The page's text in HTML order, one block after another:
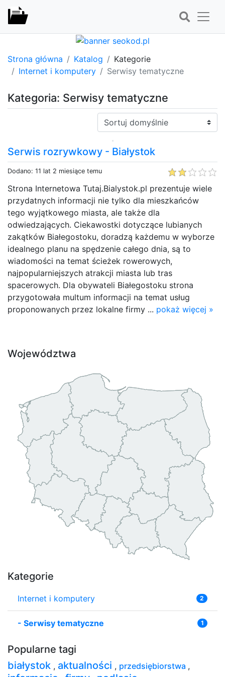
Strona główna Katalog
Kategorie
Internet i komputery
Serwisy tematyczne
Kategoria: Serwisy tematyczne
Sortuj:
Serwis rozrywkowy - Białystok
Dodano: 11 lat 2 miesiące temu
Strona Internetowa Tutaj.Bialystok.pl prezentuje wiele
przydatnych informacji nie tylko dla mieszkańców
tego wyjątkowego miasta, ale także dla
odwiedzających. Ciekawostki dotyczące lubianych
zakątków Białegostoku, doradzą każdemu w wyborze
idealnego planu na spędzenie całego dnia, są to
wiadomości na temat ścieżek rowerowych,
najpopularniejszych atrakcji miasta lub tras
spacerowych. Dla obywateli Białegostoku strona
przygotowała multum informacji na temat usług
proponowanych przez lokalne firmy ... pokaż więcej »
Województwa
Kategorie
Internet i komputery 2
- Serwisy tematyczne 1
Popularne tagi
białystok , aktualności , przedsiębiorstwa ,